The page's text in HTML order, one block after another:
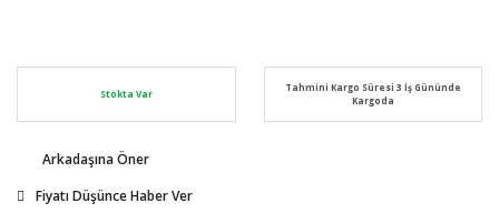
Stokta Var
Tahmini Kargo Süresi 3 İş Gününde
Kargoda
Arkadaşına Öner
Fiyatı Düşünce Haber Ver